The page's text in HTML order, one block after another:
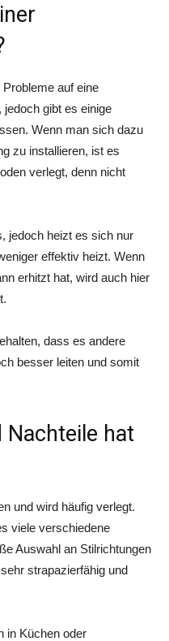
auf eine
gibt es einige
Wenn man sich dazu
zu installieren, ist es
verlegt, denn nicht
jedoch heizt es sich nur
effektiv heizt. Wenn
erhitzt hat, wird auch hier
dass es andere
besser leiten und somit
Nachteile hat
und wird häufig verlegt.
viele verschiedene
Auswahl an Stilrichtungen
strapazierfähig und
in Küchen oder